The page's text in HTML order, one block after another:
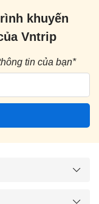
khuyến
Vntrip
tin của bạn*